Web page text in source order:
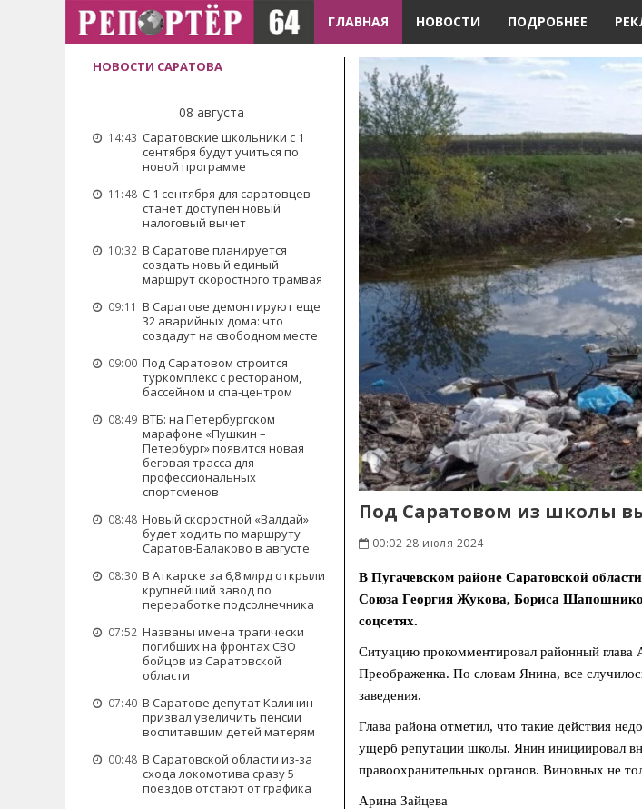
ГЛАВНАЯ НОВОСТИ ПОДРОБНЕЕ
НОВОСТИ САРАТОВА
08 августа
14:43 Саратовские школьники с 1
сентября будут учиться по
новой программе
11:48 С 1 сентября для саратовцев
станет доступен новый
налоговый вычет
10:32 В Саратове планируется
создать новый единый
маршрут скоростного трамвая
09:11 В Саратове демонтируют еще
32 аварийных дома: что
создадут на свободном месте
09:00 Под Саратовом строится
туркомплекс с рестораном,
бассейном и спа-центром
08:49 ВТБ: на Петербургском
марафоне «Пушкин –
Петербург» появится новая
беговая трасса для
профессиональных
спортсменов
08:48 Новый скоростной «Валдай»
будет ходить по маршруту
Саратов-Балаково в августе
08:30 В Аткарске за 6,8 млрд открыли
крупнейший завод по
переработке подсолнечника
07:52 Названы имена трагически
погибших на фронтах СВО
бойцов из Саратовской
области
07:40 В Саратове депутат Калинин
призвал увеличить пенсии
воспитавшим детей матерям
00:48 В Саратовской области из-за
схода локомотива сразу 5
поездов отстают от графика
Под Саратовом из школы
00:02 28 июля 2024
В Пугачевском районе Саратовской
Союза Георгия Жукова, Бориса
соцсетях.
Ситуацию прокомментировал районный глава
Преображенка. По словам Янина, все
заведения.
Глава района отметил, что такие действия
ущерб репутации школы. Янин инициировал
правоохранительных органов. Виновных не
Арина Зайцева